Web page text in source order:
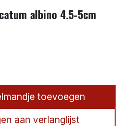
albino 4.5-5cm
toevoegen
aan verlanglijst